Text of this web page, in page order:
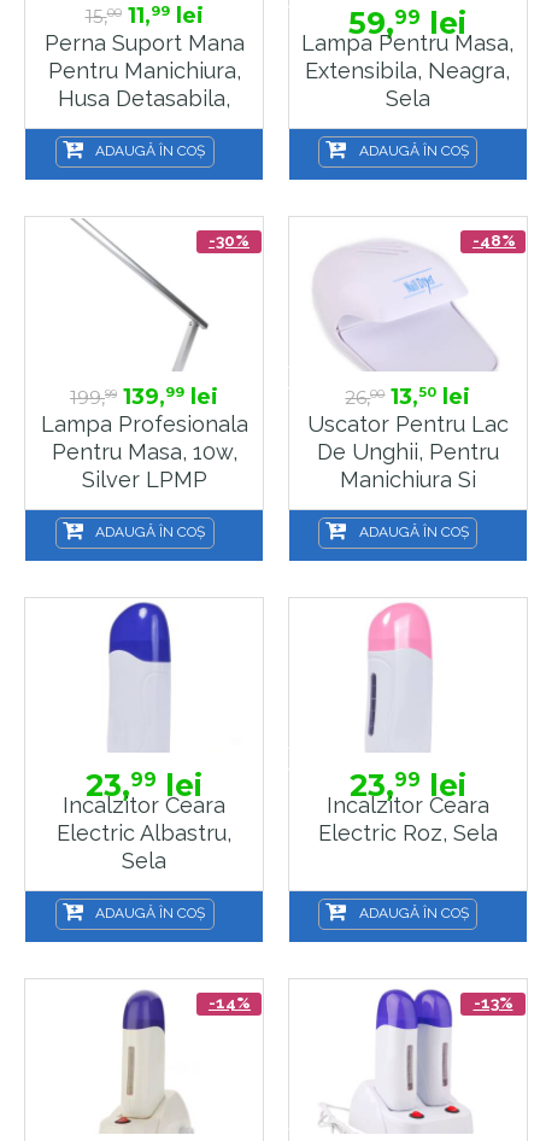
15,00 11,99lei
Perna Suport Mana
Pentru Manichiura,
Husa Detasabila,
Rosie, Sela
ADAUGĂ ÎN COȘ
59,99 lei
Lampa Pentru Masa,
Extensibila, Neagra,
Sela
ADAUGĂ ÎN COȘ
-30%
199,99 139,99 lei
Lampa Profesionala
Pentru Masa, 10w,
Silver LPMP
ADAUGĂ ÎN COȘ
-48%
26,00 13,50 lei
Uscator Pentru Lac
De Unghii, Pentru
Manichiura Si
Pedichiura USCTQ,
Sela
ADAUGĂ ÎN COȘ
23,99 lei
Incalzitor Ceara
Electric Albastru,
Sela
ADAUGĂ ÎN COȘ
23,99 lei
Incalzitor Ceara
Electric Roz, Sela
ADAUGĂ ÎN COȘ
-14% -13%